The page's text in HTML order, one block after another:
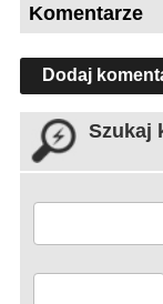
Komentarze
Dodaj
Szukaj